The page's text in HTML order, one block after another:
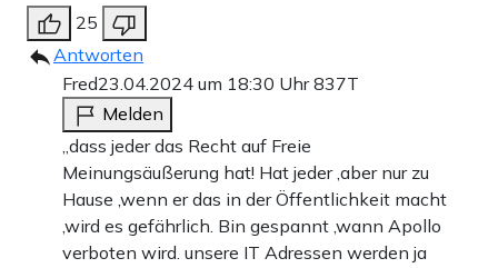
25
Antworten
Fred23.04.2024 um 18:30 Uhr837T
Melden
„dass jeder das Recht auf Freie
Meinungsäußerung hat! Hat jeder ,aber nur zu
Hause ,wenn er das in der Öffentlichkeit macht
,wird es gefährlich. Bin gespannt ,wann Apollo
verboten wird. unsere IT Adressen werden ja